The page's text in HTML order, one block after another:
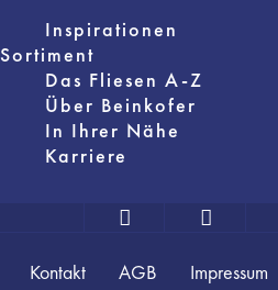
Inspirationen
Sortiment
Das Fliesen A-Z
Über Beinkofer
In Ihrer Nähe
Karriere
Kontakt AGB Impressum